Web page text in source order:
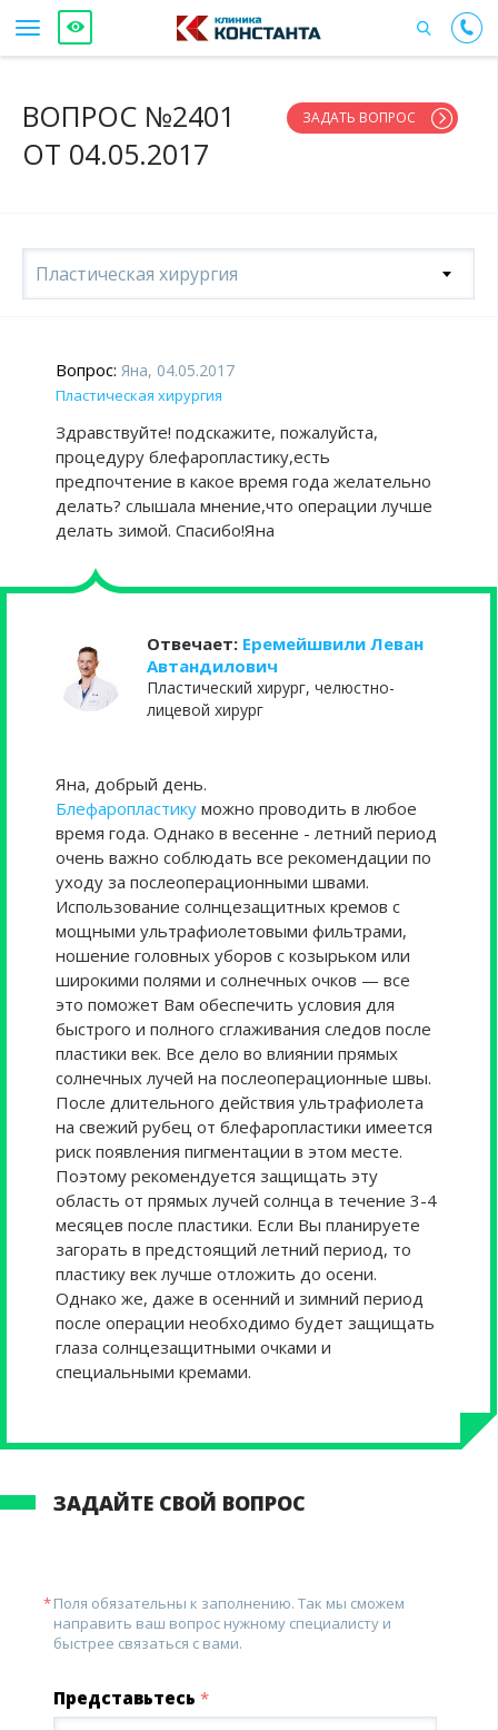
ВОПРОС №2401
ОТ 04.05.2017
ЗАДАТЬ ВОПРОС
Пластическая хирургия
Вопрос: Яна, 04.05.2017
Пластическая хирургия
Здравствуйте! подскажите, пожалуйста,
процедуру блефаропластику,есть
предпочтение в какое время года желательно
делать? слышала мнение,что операции лучше
делать зимой. Спасибо!Яна
Отвечает: Еремейшвили Леван
Автандилович
Пластический хирург, челюстно-
лицевой хирург
Яна, добрый день.
Блефаропластику можно проводить в любое
время года. Однако в весенне - летний период
очень важно соблюдать все рекомендации по
уходу за послеоперационными швами.
Использование солнцезащитных кремов с
мощными ультрафиолетовыми фильтрами,
ношение головных уборов с козырьком или
широкими полями и солнечных очков — все
это поможет Вам обеспечить условия для
быстрого и полного сглаживания следов после
пластики век. Все дело во влиянии прямых
солнечных лучей на послеоперационные швы.
После длительного действия ультрафиолета
на свежий рубец от блефаропластики имеется
риск появления пигментации в этом месте.
Поэтому рекомендуется защищать эту
область от прямых лучей солнца в течение 3-4
месяцев после пластики. Если Вы планируете
загорать в предстоящий летний период, то
пластику век лучше отложить до осени.
Однако же, даже в осенний и зимний период
после операции необходимо будет защищать
глаза солнцезащитными очками и
специальными кремами.
ЗАДАЙТЕ СВОЙ ВОПРОС
Поля обязательны к заполнению. Так мы сможем
направить ваш вопрос нужному специалисту и
быстрее связаться с вами.
Представьтесь *